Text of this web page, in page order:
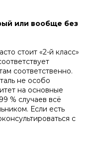
или вообще без
стоит «2-й класс»
соответственно.
не особо
на основные
% случаев всё
Если есть
с